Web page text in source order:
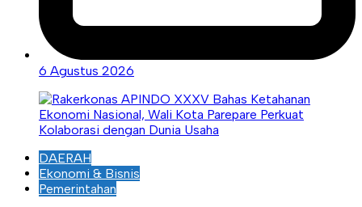
6 Agustus 2026
DAERAH
Ekonomi & Bisnis
Pemerintahan